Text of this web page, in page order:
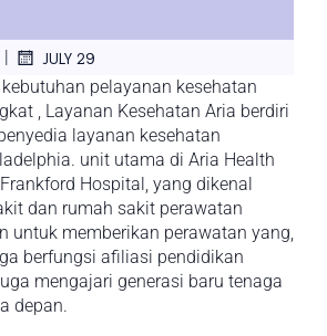
| JULY 29
pelayanan kesehatan
, Layanan Kesehatan Aria berdiri
layanan kesehatan
unit utama di Aria Health
Hospital, yang dikenal
dan rumah sakit perawatan
untuk memberikan perawatan yang,
berfungsi afiliasi pendidikan
mengajari generasi baru tenaga
depan.